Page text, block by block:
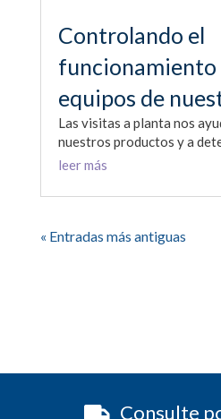
Controlando el
funcionamiento
equipos de
Las visitas a planta nos
nuestros productos y a
leer más
« Entradas más antiguas
Consulte